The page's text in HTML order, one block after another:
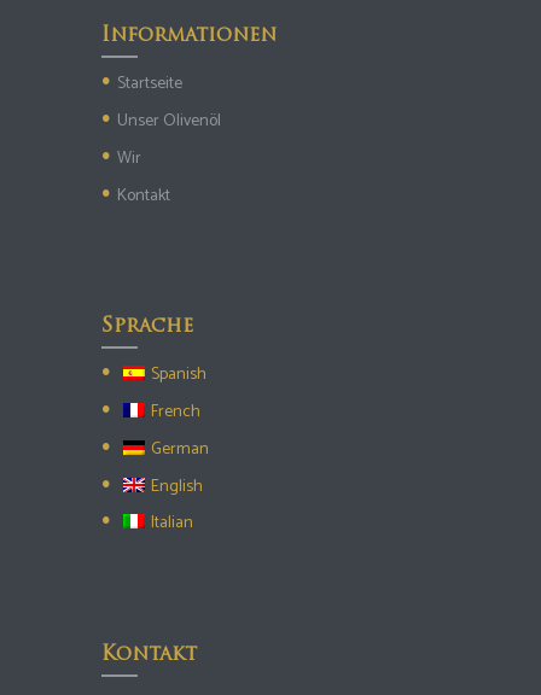
Informationen
Startseite
Unser Olivenöl
Wir
Kontakt
Sprache
Spanish
French
German
English
Italian
Kontakt